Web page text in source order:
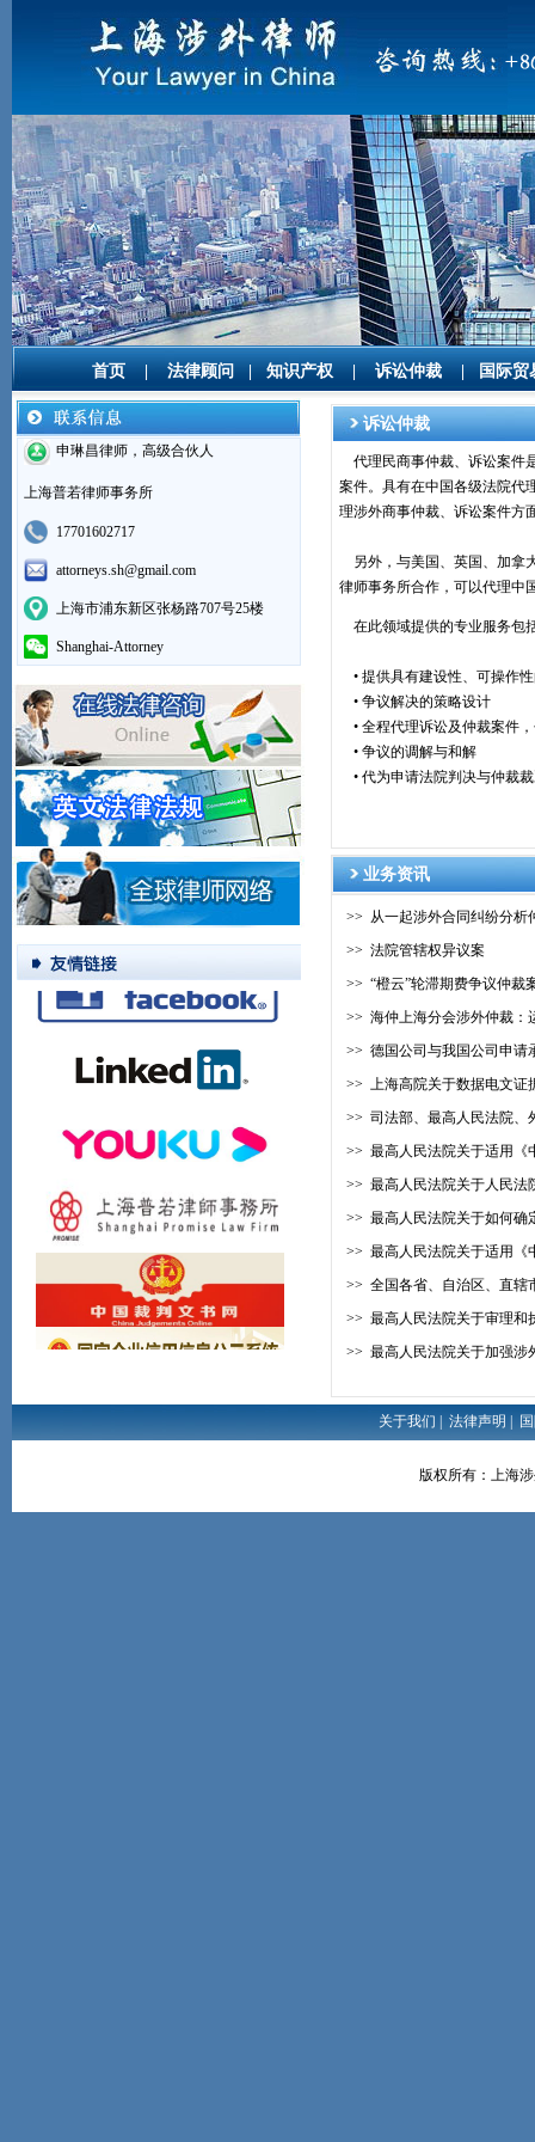
首页| 法律顾问 知识产权| 诉讼仲裁| 国际贸
申琳昌律师，高级合伙人
上海普若律师事务所
17701602717
attorneys.sh@gmail.com
上海市浦东新区张杨路707号25楼
Shanghai-Attorney
诉讼仲裁
代理民商事仲裁、诉讼案件
案件。具有在中国各级法院代
理涉外商事仲裁、诉讼案件方
另外，与美国、英国、加拿
律师事务所合作，可以代理中
在此领域提供的专业服务包
• 提供具有建设性、可操作
• 争议解决的策略设计
• 全程代理诉讼及仲裁案件
• 争议的调解与和解
• 代为申请法院判决与仲裁
业务资讯
>> 从一起涉外合同纠纷分
>> 法院管辖权异议案
>> “橙云”轮滞期费争议仲裁
>> 海仲上海分会涉外仲裁：
>> 德国公司与我国公司申请
>> 上海高院关于数据电文证
>> 司法部、最高人民法院、
>> 最高人民法院关于适用《
>> 最高人民法院关于人民法
>> 最高人民法院关于如何确
>> 最高人民法院关于适用《
>> 全国各省、自治区、直辖
>> 最高人民法院关于审理和
>> 最高人民法院关于加强涉
关于我们 法律声明
版权所有：上海